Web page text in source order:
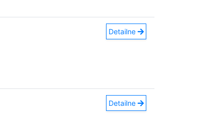
Detailne
Detailne